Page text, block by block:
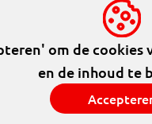
om de cookies
en de inhoud te